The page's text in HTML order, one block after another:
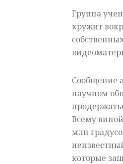
Группа
кружит
Сообщение
научном
Всему
млн
которые